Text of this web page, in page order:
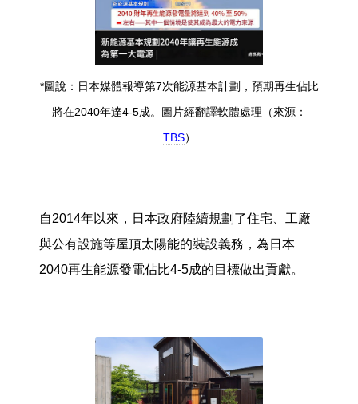
*圖說：日本媒體報導第7次能源基本計劃，預期再生佔比
將在2040年達4-5成。圖片經翻譯軟體處理（來源：
TBS）
自2014年以來，日本政府陸續規劃了住宅、工廠
與公有設施等屋頂太陽能的裝設義務，為日本
2040再生能源發電佔比4-5成的目標做出貢獻。